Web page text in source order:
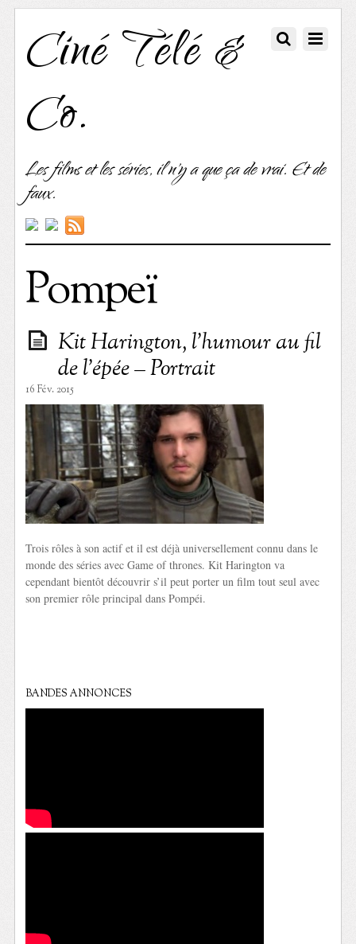
Ciné Télé &
Co.
Les films et les séries, il n'y a que ça de vrai. Et de
faux.
Pompeï
Kit Harington, l’humour au fil
de l’épée – Portrait
16 Fév. 2015
Trois rôles à son actif et il est déjà universellement connu dans le
monde des séries avec Game of thrones. Kit Harington va
cependant bientôt découvrir s’il peut porter un film tout seul avec
son premier rôle principal dans Pompéi.
BANDES ANNONCES